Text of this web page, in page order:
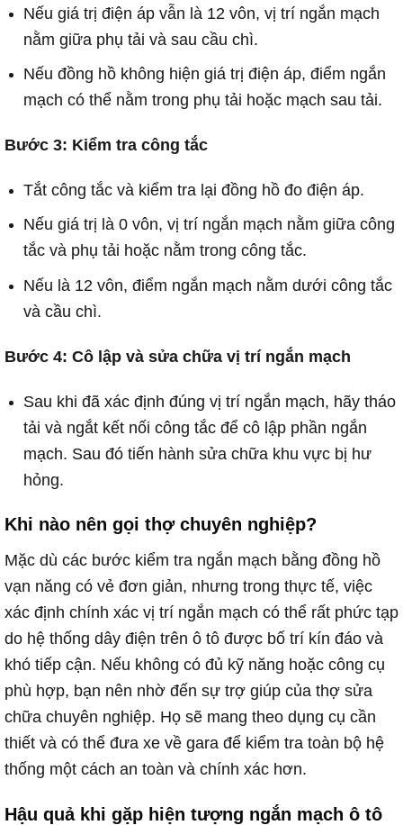
Nếu giá trị điện áp vẫn là 12 vôn, vị trí ngắn mạch
nằm giữa phụ tải và sau cầu chì.
Nếu đồng hồ không hiện giá trị điện áp, điểm ngắn
mạch có thể nằm trong phụ tải hoặc mạch sau tải.
Bước 3: Kiểm tra công tắc
Tắt công tắc và kiểm tra lại đồng hồ đo điện áp.
Nếu giá trị là 0 vôn, vị trí ngắn mạch nằm giữa công
tắc và phụ tải hoặc nằm trong công tắc.
Nếu là 12 vôn, điểm ngắn mạch nằm dưới công tắc
và cầu chì.
Bước 4: Cô lập và sửa chữa vị trí ngắn mạch
Sau khi đã xác định đúng vị trí ngắn mạch, hãy tháo
tải và ngắt kết nối công tắc để cô lập phần ngắn
mạch. Sau đó tiến hành sửa chữa khu vực bị hư
hỏng.
Khi nào nên gọi thợ chuyên nghiệp?
Mặc dù các bước kiểm tra ngắn mạch bằng đồng hồ
vạn năng có vẻ đơn giản, nhưng trong thực tế, việc
xác định chính xác vị trí ngắn mạch có thể rất phức tạp
do hệ thống dây điện trên ô tô được bố trí kín đáo và
khó tiếp cận. Nếu không có đủ kỹ năng hoặc công cụ
phù hợp, bạn nên nhờ đến sự trợ giúp của thợ sửa
chữa chuyên nghiệp. Họ sẽ mang theo dụng cụ cần
thiết và có thể đưa xe về gara để kiểm tra toàn bộ hệ
thống một cách an toàn và chính xác hơn.
Hậu quả khi gặp hiện tượng ngắn mạch ô tô